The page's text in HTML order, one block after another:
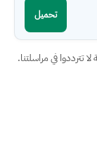
تحميل
في مراسلتنا.